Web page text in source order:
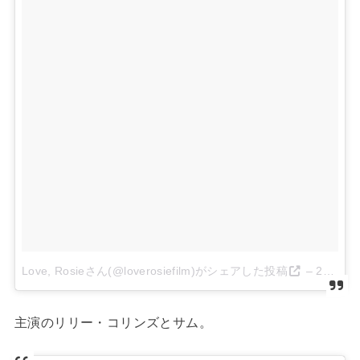
Love, Rosieさん(@loverosiefilm)がシェアした投稿 – 2014 7月 9 11:35午前 PDT
主演のリリー・コリンズとサム。